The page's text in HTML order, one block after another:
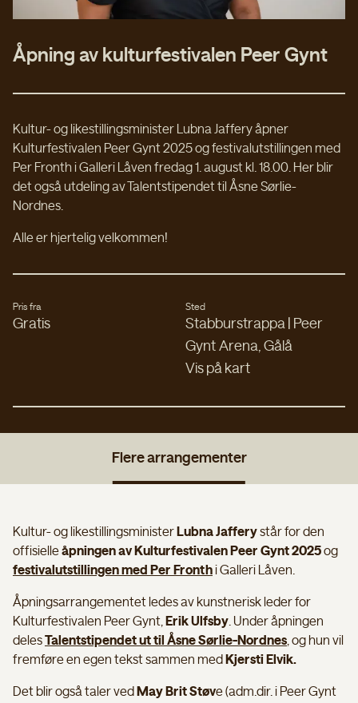
Åpning av kulturfestivalen Peer Gynt
Kultur- og likestillingsminister Lubna Jaffery åpner
Kulturfestivalen Peer Gynt 2025 og festivalutstillingen med
Per Fronth i Galleri Låven fredag 1. august kl. 18.00. Her blir
det også utdeling av Talentstipendet til Åsne Sørlie-
Nordnes.
Alle er hjertelig velkommen!
Pris fra
Gratis
Sted
Stabburstrappa | Peer
Gynt Arena, Gålå
Vis på kart
Om forestillingen
Flere arrangementer
Kultur- og likestillingsminister Lubna Jafferystår for den
offisielleåpningen av Kulturfestivalen Peer Gynt 2025og
festivalutstillingen med Per Fronth i Galleri Låven.
Åpningsarrangementet ledes av kunstnerisk leder for
Kulturfestivalen Peer Gynt, Erik Ulfsby . Under åpningen
delesTalentstipendet ut til Åsne Sørlie-Nordnes og hun vil
fremføre en egen tekst sammen med Kjersti Elvik.
Det blir også taler ved May Brit Støve (adm.dir. i Peer Gynt